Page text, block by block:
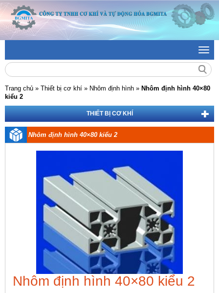
Trang chủ » Thiết bị cơ khí » Nhôm định hình » Nhôm định hình 40×80
kiểu 2
THIẾT BỊ CƠ KHÍ
Nhôm định hình 40×80 kiểu 2
Nhôm định hình 40×80 kiểu 2